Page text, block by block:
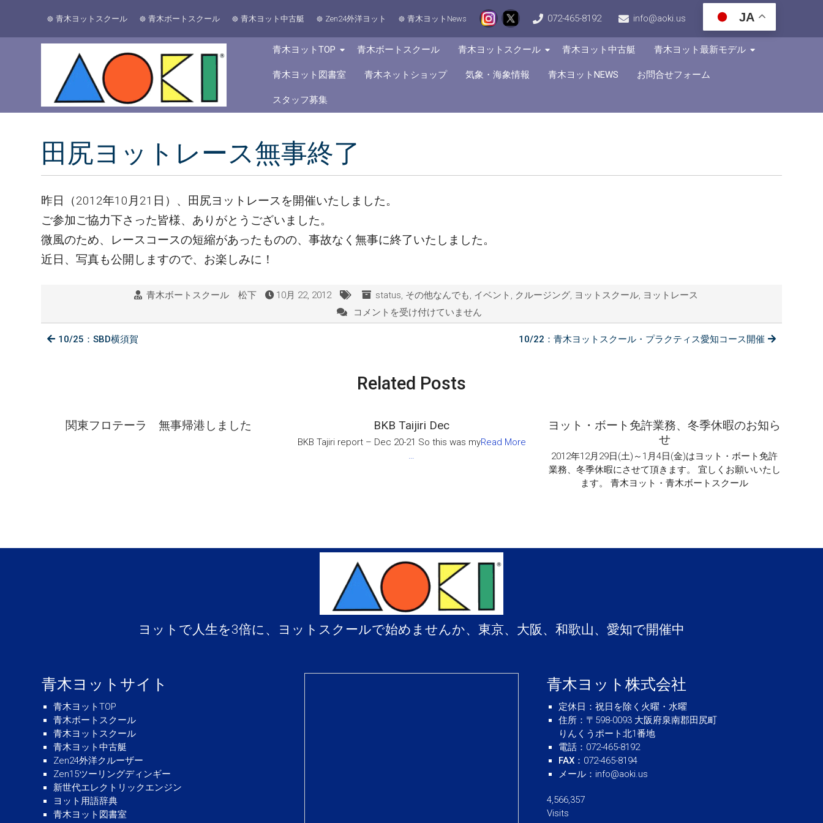
青木ヨットスクール 青木ボートスクール 青木ヨット中古艇 Zen24外洋ヨット 青木ヨットNews 072-465-8192 info@aoki.us JA
青木ヨットTOP 青木ボートスクール 青木ヨットスクール 青木ヨット中古艇 青木ヨット最新モデル
青木ヨット図書室 青木ネットショップ 気象・海象情報 青木ヨットNEWS お問合せフォーム
スタッフ募集
田尻ヨットレース無事終了
昨日（2012年10月21日）、田尻ヨットレースを開催いたしました。
ご参加ご協力下さった皆様、ありがとうございました。
微風のため、レースコースの短縮があったものの、事故なく無事に終了いたしました。
近日、写真も公開しますので、お楽しみに！
青木ボートスクール 松下 10月 22, 2012 status, その他なんでも, イベント , クルージング, ヨットスクール, ヨットレース
田
レ
終
コメントを受け付けていません
10/25：SBD横須賀 10/22：青木ヨットスクール・プラクティス愛知コース開催
Related Posts
関東フロテーラ 無事帰港しました BKB Taijiri Dec
BKB Tajiri report – Dec 20-21 So this was myRead More
…
ヨット・ボート免許業務、冬季休暇のお知ら
せ
2012年12月29日(土)～1月4日(金)はヨット・ボート免許
業務、冬季休暇にさせて頂きます。 宜しくお願いいたし
ます。 青木ヨット・青木ボートスクール
ヨットで人生を3倍に、ヨットスクールで始めませんか、東京、大阪、和歌山、愛知で開催中
青木ヨットサイト
青木ヨットTOP
青木ボートスクール
青木ヨットスクール
青木ヨット中古艇
Zen24外洋クルーザー
Zen15ツーリングディンギー
新世代エレクトリックエンジン
ヨット用語辞典
青木ヨット図書室
青木ヨット株式会社
定休日 ：祝日を除く火曜・水曜
住所 ：〒598-0093 大阪府泉南郡田尻町
りんくうポート北1番地
電話 ：072-465-8192
FAX ：072-465-8194
メール ： info@aoki.us
4,566,357
Visits